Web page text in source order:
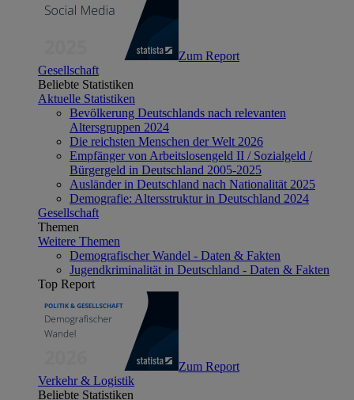
Zum Report
Gesellschaft
Beliebte Statistiken
Aktuelle Statistiken
Bevölkerung Deutschlands nach relevanten
Altersgruppen 2024
Die reichsten Menschen der Welt 2026
Empfänger von Arbeitslosengeld II / Sozialgeld /
Bürgergeld in Deutschland 2005-2025
Ausländer in Deutschland nach Nationalität 2025
Demografie: Altersstruktur in Deutschland 2024
Gesellschaft
Themen
Weitere Themen
Demografischer Wandel - Daten & Fakten
Jugendkriminalität in Deutschland - Daten & Fakten
Top Report
Zum Report
Verkehr & Logistik
Beliebte Statistiken